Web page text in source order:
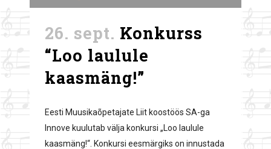
26. sept. Konkurss
“Loo laulule
kaasmäng!”
Eesti Muusikaõpetajate Liit koostöös SA-ga
Innove kuulutab välja konkursi „Loo laulule
kaasmäng!“. Konkursi eesmärgiks on innustada